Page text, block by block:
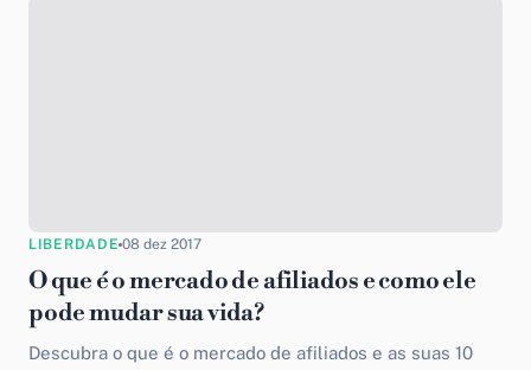
LIBERDADE 08 dez 2017
O que é o mercado de afiliados e como ele
pode mudar sua vida?
Descubra o que é o mercado de afiliados e as suas 10